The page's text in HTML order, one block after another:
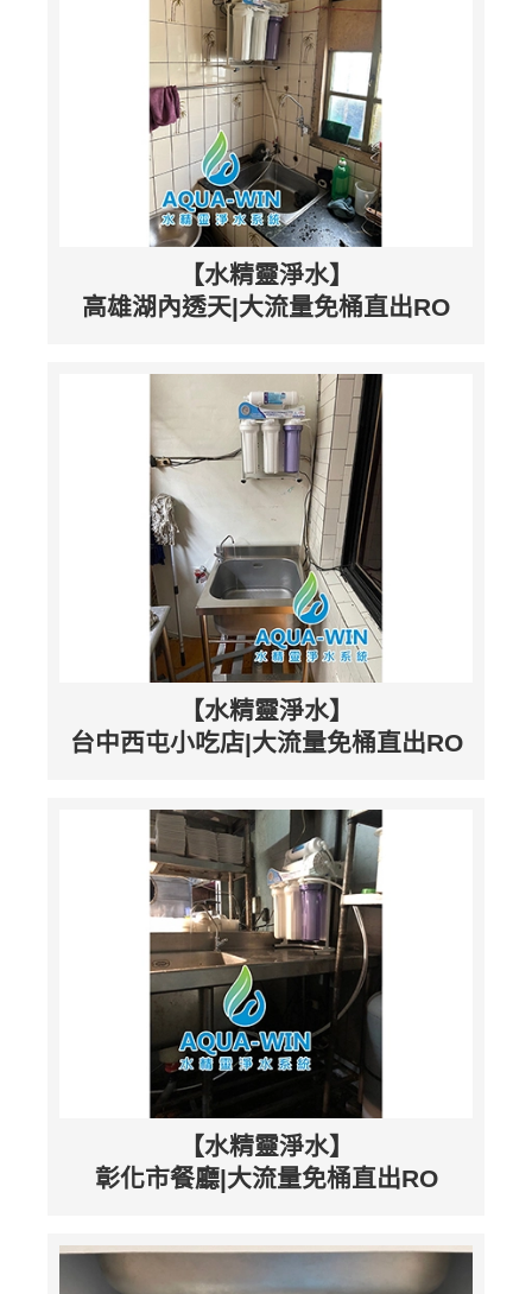
【水精靈淨水】
高雄湖內透天|大流量免桶直出RO
【水精靈淨水】
台中西屯小吃店|大流量免桶直出RO
【水精靈淨水】
彰化市餐廳|大流量免桶直出RO